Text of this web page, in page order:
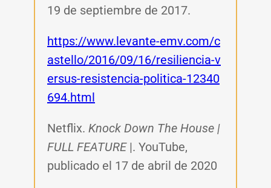
19 de septiembre de 2017.
https://www.levante-emv.com/c
astello/2016/09/16/resiliencia-v
ersus-resistencia-politica-12340
694.html
Netflix. Knock Down The House |
FULL FEATURE|. YouTube,
publicado el 17 de abril de 2020